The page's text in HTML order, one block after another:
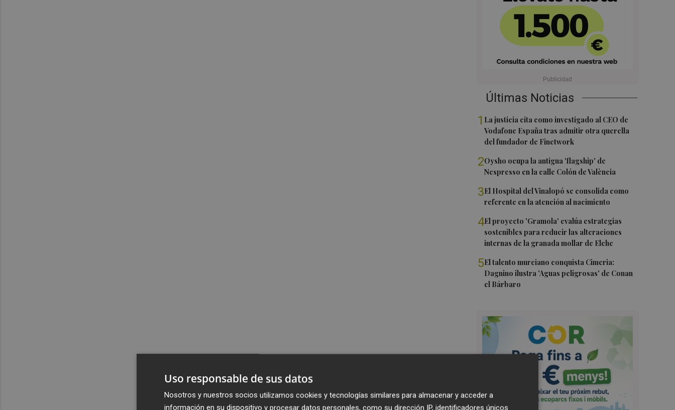
Últimas Noticias
1 La justicia cita como investigado al CEO de
Vodafone España tras admitir otra querella
del fundador de Finetwork
2Oysho ocupa la antigua 'flagship' de
Nespresso en la calle Colón de València
3El Hospital del Vinalopó se consolida como
referente en la atención al nacimiento
4El proyecto 'Gramola' evalúa estrategias
sostenibles para reducir las alteraciones
internas de la granada mollar de Elche
5El talento murciano conquista Cimeria:
Dagnino ilustra 'Aguas peligrosas' de Conan
el Bárbaro
Uso responsable de sus datos
Nosotros y nuestros socios utilizamos cookies y tecnologías similares para almacenar y acceder a
información en su dispositivo y procesar datos personales, como su dirección IP, identificadores únicos